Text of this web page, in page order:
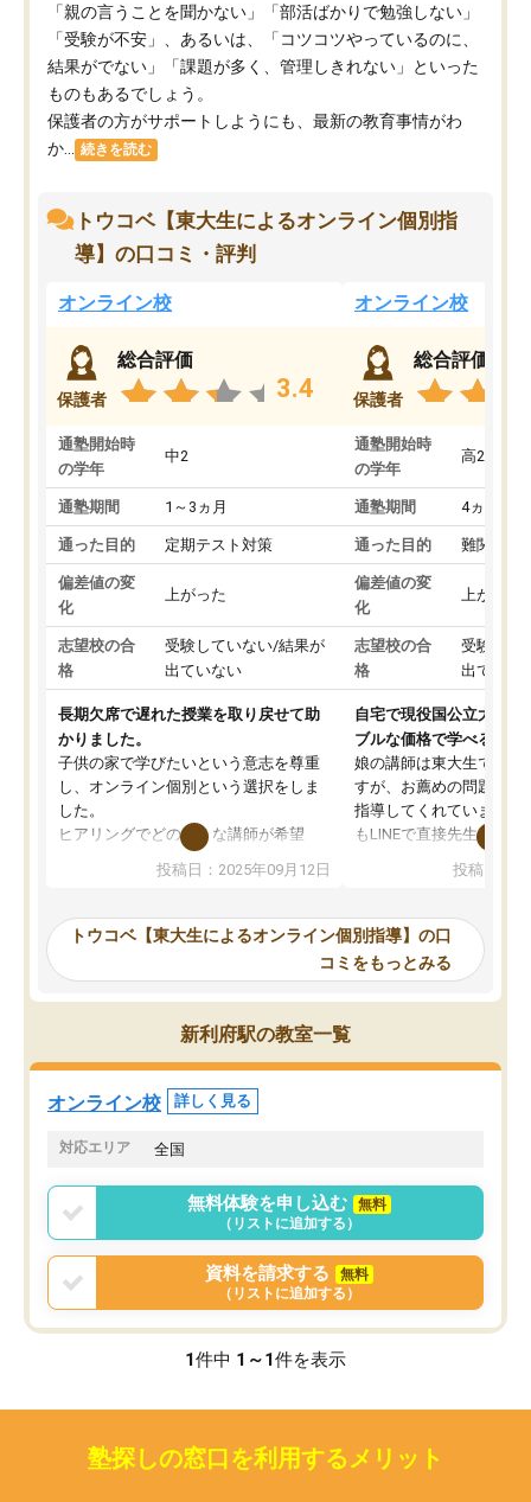
「親の言うことを聞かない」「部活ばかりで勉強しない」
「受験が不安」、あるいは、「コツコツやっているのに、
結果がでない」「課題が多く、管理しきれない」といった
ものもあるでしょう。
保護者の方がサポートしようにも、最新の教育事情がわ
か...
続きを読む
トウコベ【東大生によるオンライン個別指
導】の口コミ・評判
オンライン校
保護者
総合評価
3.4
通塾開始時
の学年
中2
通塾期間 1～3ヵ月
通った目的 定期テスト対策
偏差値の変
化
上がった
志望校の合
格
受験していない/結果が
出ていない
長期欠席で遅れた授業を取り戻せて助
かりました。
子供の家で学びたいという意志を尊重
し、オンライン個別という選択をしま
した。
ヒアリングでどのような講師が希望
か、オプションは付帯するかなど選ぶ
事が出来ました。
ーティングを行い、その講師で良いか
見てから講師を決定する事ができま
す。
うちの子は、初回面談の講師の方で決
オンラインツールを使用した単語帳の
共有があり宿題もそちらで出される形
でした。
言う事で講師変更の申し出があり、あ
まりに短期での変更だった為、塾に通
う事にして退会しました。遅れも取り
戻せ、授業内容や講師の方は良かった
と思います。
投稿日：2025年09月12日
オンライン校
保護者
総合評価
通塾開始時
の学年
高2
通塾期間 4ヵ月～1
通った目的 難関私立
偏差値の変
化
上がった
志望校の合
格
受験して
出ていな
自宅で現役国公立大学生
ブルな価格で学べる
娘の講師は東大生では無
すが、お薦めの問題集や
指導してくれています。
もLINEで直接先生に質問
めれるので、個人に合
いなのがあり(有料)、受
ことをどんなスケジュー
くか相談したのですが、
ち期待したものではなく
くなってきたようなので
投稿日：
トウコベ【東大生によるオンライン個別指導】の口
コミをもっとみる
新利府駅の教室一覧
オンライン校 詳しく見る
対応エリア 全国
無料体験を申し込む
無料
（リストに追加する）
資料を請求する
無料
（リストに追加する）
1件中 1～1件を表示
塾探しの窓口を利用するメリット